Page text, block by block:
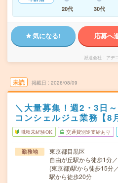
20代
30代
気になる! 応募へ
派遣会社 アデ
未読 掲載日 2026/08/09
＼大量募集！週2・3日
コンシェルジュ業務【8
職種未経験OK 交通費別途支給あり
勤務地
東京都目黒区
自由が丘駅から徒歩1分
(東京都)駅から徒歩15分
駅から徒歩20分